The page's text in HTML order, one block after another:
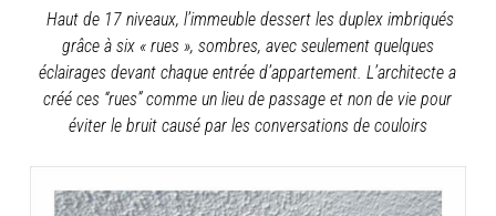
Haut de 17 niveaux, l’immeuble dessert les duplex imbriqués
grâce à six « rues », sombres, avec seulement quelques
éclairages devant chaque entrée d’appartement. L’architecte a
créé ces “rues” comme un lieu de passage et non de vie pour
éviter le bruit causé par les conversations de couloirs